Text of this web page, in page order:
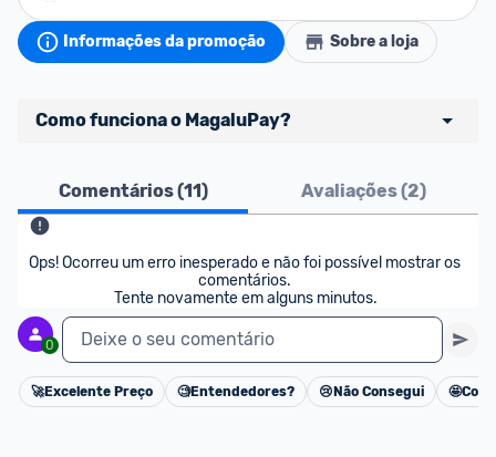
Informações da promoção Sobre a loja
Como funciona o MagaluPay?
se aos detalhes abaixo:
- É necessário ter o valor total da compra (produto
+ frete) em forma de saldo na carteira MagaluPay;
- Caso você não tenha saldo, o desconto não será
dado para você;
- Você pode transferir a quantia da sua conta
bancária para o MagaluPay por PIX;
- Para parclar compras, é necessário cadastrar seu
Comentários (11) Avaliações (2)
Ops! Ocorreu um erro inesperado e não foi possível mostrar os
comentários.
Tente novamente em alguns minutos.
0 Deixe o seu comentário
Cancelar
🚀Excelente Preço 🧐Entendedores? 😢 Não Consegui 🤩